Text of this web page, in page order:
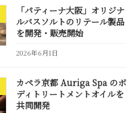
「パティーナ大阪」オリジナ
ルバスソルトのリテール製品
を開発・販売開始
2026年6月1日
カペラ京都 Auriga Spa のボ
ディトリートメントオイルを
共同開発